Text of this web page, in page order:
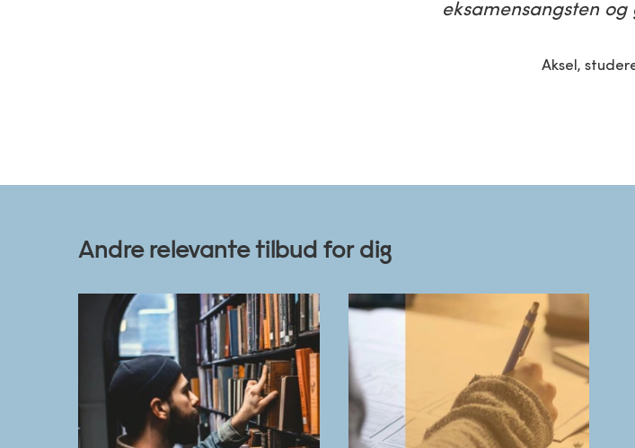
eksamensangsten
Aksel,
Andre relevante tilbud for dig